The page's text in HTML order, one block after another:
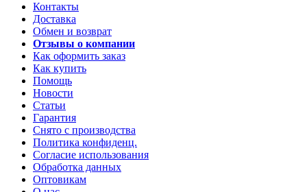
Контакты
Доставка
Обмен и возврат
Отзывы о компании
Как оформить заказ
Как купить
Помощь
Новости
Статьи
Гарантия
Снято с производства
Политика конфиденц.
Согласие использования
Обработка данных
Оптовикам